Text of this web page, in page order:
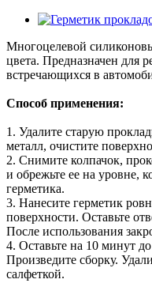
Многоцелевой
цвета. Предназначен для
встречающихся в
Способ применения:
1. Удалите старую
металл, очистите
2. Снимите колпачок,
и обрежьте ее на уровне,
герметика.
3. Нанесите герметик
поверхности. Оставьте
После использования
4. Оставьте на 10 минут
Произведите сборку.
салфеткой.